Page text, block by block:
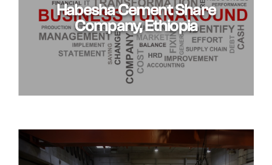
Habesha Cement Share
Company, Ethiopia